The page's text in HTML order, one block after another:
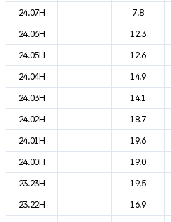
24.07H
7.8
24.06H
12.3
24.05H
12.6
24.04H
14.9
24.03H
14.1
24.02H
18.7
24.01H
19.6
24.00H
19.0
23.23H
19.5
23.22H
16.9